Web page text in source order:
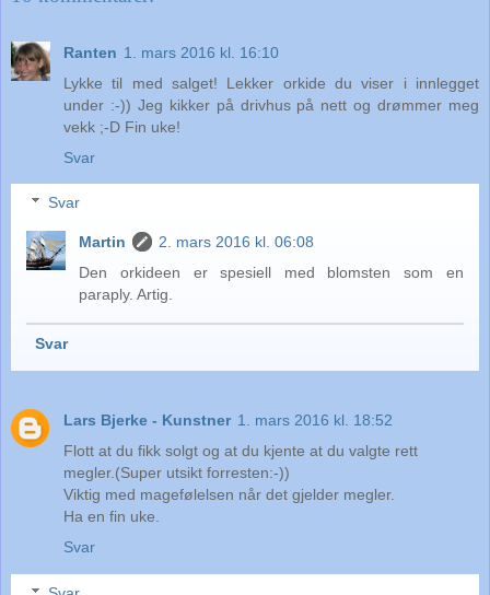
Ranten 1. mars 2016 kl. 16:10
Lykke til med salget! Lekker orkide du viser i innlegget
under :-)) Jeg kikker på drivhus på nett og drømmer meg
vekk ;-D Fin uke!
Svar
Svar
Martin
2. mars 2016 kl. 06:08
Den orkideen er spesiell med blomsten som en
paraply. Artig.
Svar
Lars Bjerke - Kunstner 1. mars 2016 kl. 18:52
Flott at du fikk solgt og at du kjente at du valgte rett
megler.(Super utsikt forresten:-))
Viktig med magefølelsen når det gjelder megler.
Ha en fin uke.
Svar